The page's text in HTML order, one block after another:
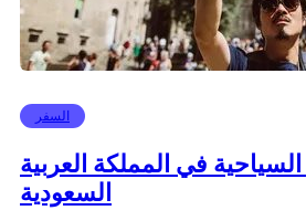
السفر
في المملكة العربية
السعودية